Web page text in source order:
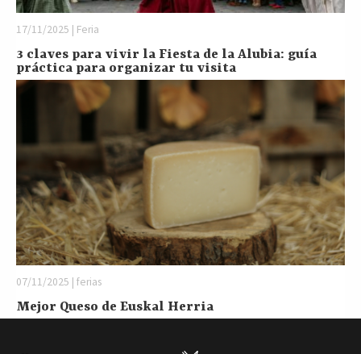
17/11/2025 | Feria
3 claves para vivir la Fiesta de la Alubia: guía
práctica para organizar tu visita
07/11/2025 | ferias
Mejor Queso de Euskal Herria